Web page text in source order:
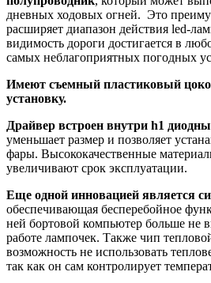
дневных ходовых огней. Это
расширяет диапазон действия led-
видимость дороги достигается в
самых неблагоприятных погодных
Имеют съемный пластиковый
установку.
Драйвер встроен внутри h1
уменьшает размер и позволяет
фары. Высококачественные
увеличивают срок эксплуатации.
Еще одной инновацией является
обеспечивающая бесперебойное
ней бортовой компьютер больше не
работе лампочек. Также чип
возможность не использовать
так как он сам контролирует